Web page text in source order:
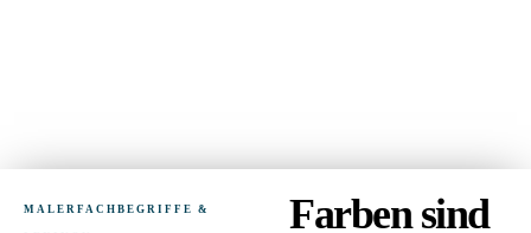
MALERFACHBEGRIFFE &
Farben sind